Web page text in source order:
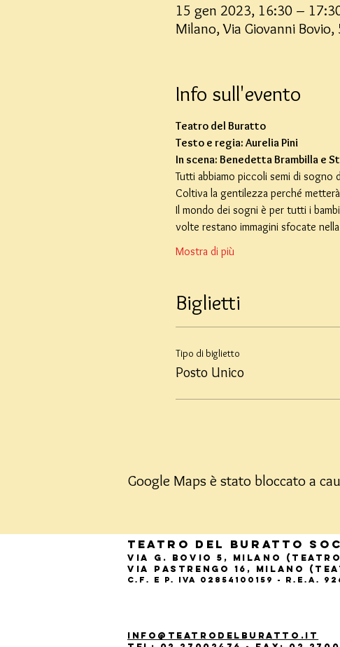
15 gen 2023, 16:30 –
Milano, Via Giovanni
Info sull'evento
Teatro del Buratto
Testo e regia: Aurelia Pini
In scena: Benedetta Brambilla e
Tutti abbiamo piccoli semi di sogno
Coltiva la gentilezza perché
Il mondo dei sogni è per tutti i
volte restano immagini sfocate
Mostra di più
Biglietti
Tipo di biglietto
Posto Unico
Google Maps è stato bloccato a
Teatro del Buratto
Via G. Bovio 5, Milano
Via Pastrengo 16, Milano
C.F. e P. Iva 02854100159 - R.E.A.
info@teatrodelburatto.it